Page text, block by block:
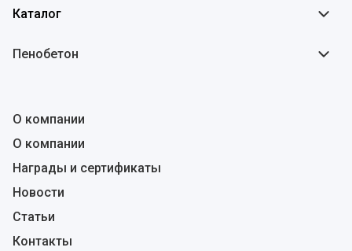
Каталог
Пенобетон
О компании
О компании
Награды и сертификаты
Новости
Статьи
Контакты